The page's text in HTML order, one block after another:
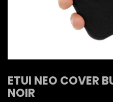
ETUI NEO COVER
NOIR